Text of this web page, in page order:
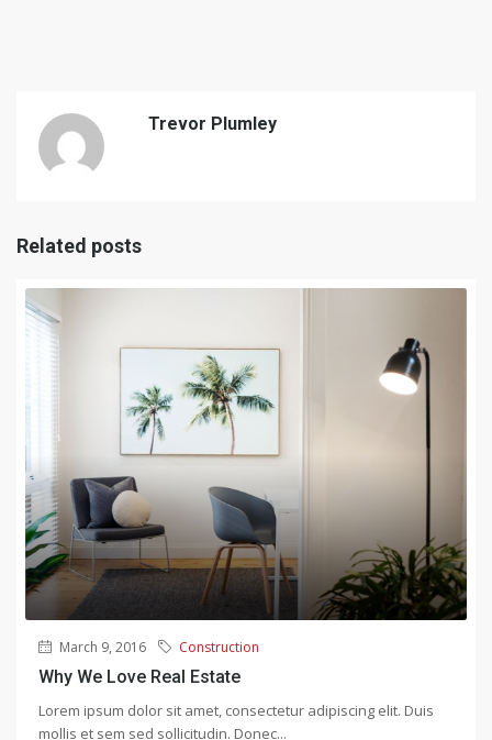
Trevor Plumley
Related posts
March 9, 2016 Construction
Why We Love Real Estate
Lorem ipsum dolor sit amet, consectetur adipiscing elit. Duis
mollis et sem sed sollicitudin. Donec...